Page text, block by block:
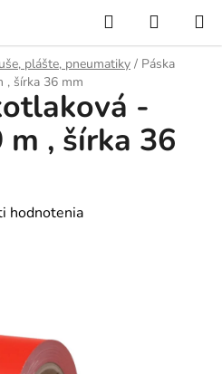
Hľadať
KOŠÍK
plášte, pneumatiky / Páska
, šírka 36 mm
-
m , šírka 36
hodnotenia